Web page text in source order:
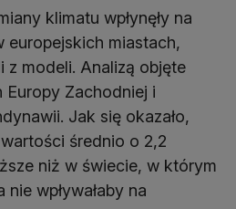
klimatu wpłynęły na
europejskich miastach,
z modeli. Analizą objęte
Europy Zachodniej i
Jak się okazało,
średnio o 2,2
niż w świecie, w którym
nie wpływałaby na